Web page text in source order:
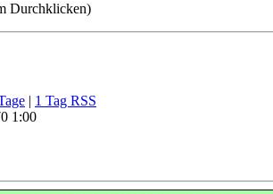
Durchklicken)
| 1 Tag RSS
1:00